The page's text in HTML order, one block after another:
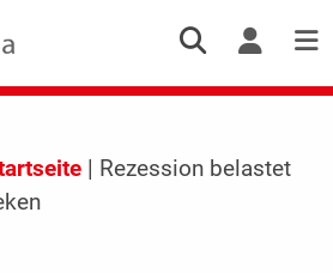
| Rezession belastet